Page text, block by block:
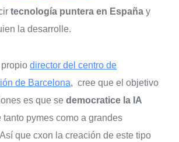
tecnología puntera en España y
la desarrolle.
director del centro de
de Barcelona, cree que el objetivo
es que se democratice la IA
tanto pymes como a grandes
que cxon la creación de este tipo